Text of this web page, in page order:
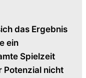
das Ergebnis
ein
Spielzeit
Potenzial nicht